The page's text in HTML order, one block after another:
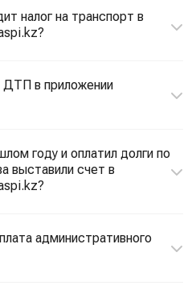
налог на транспорт в
ДТП в приложении
году и оплатил долги по
выставили счет в
административного